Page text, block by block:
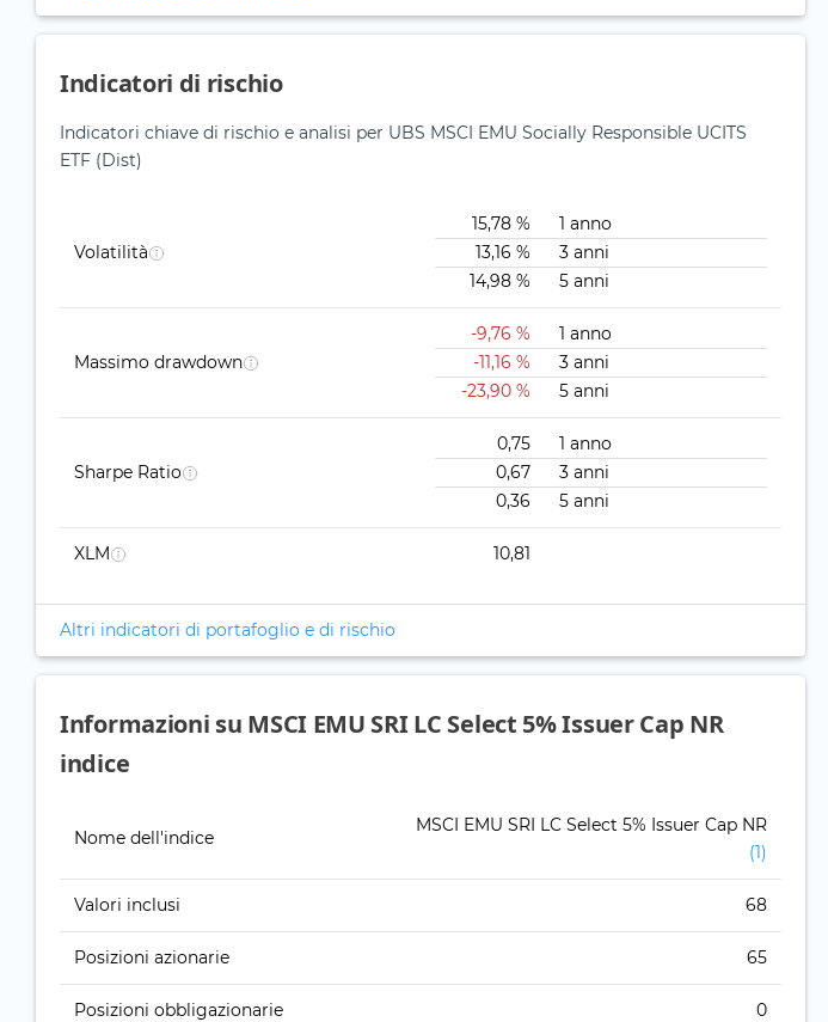
Indicatori di rischio
Indicatori chiave di rischio e analisi per UBS MSCI EMU Socially Responsible UCITS
ETF (Dist)
Volatilità
15,78 %
1 anno
13,16 %
3 anni
14,98 %
5 anni
Massimo drawdown
-9,76 %
1 anno
-11,16 %
3 anni
-23,90 %
5 anni
Sharpe Ratio
0,75
1 anno
0,67
3 anni
0,36
5 anni
XLM 10,81
Altri indicatori di portafoglio e di rischio
Informazioni su MSCI EMU SRI LC Select 5% Issuer Cap NR
indice
Nome dell'indice
MSCI EMU SRI LC Select 5% Issuer Cap NR
(1)
Valori inclusi 68
Posizioni azionarie 65
Posizioni obbligazionarie 0